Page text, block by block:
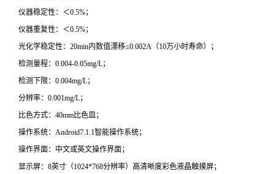
仪器稳定性：＜0.5%；
仪器重复性：＜0.5%；
光化学稳定性：20min内数值漂移≤0.002A（10万小时寿命）；
检测量程：0.004-0.05mg/L；
检测下限：0.004mg/L；
分辨率：0.001mg/L；
比色方式：40mm比色皿；
操作系统：Android7.1.1智能操作系统；
操作界面：中文或英文操作界面；
显示屏：8英寸（1024*768分辨率）高清晰度彩色液晶触摸屏；